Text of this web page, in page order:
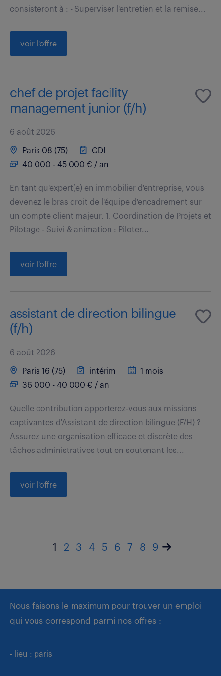
consisteront à : - Superviser l'entretien et la remise...
voir l'offre
chef de projet facility
management junior (f/h)
6 août 2026
Paris 08 (75)
CDI
40 000 - 45 000 € / an
En tant qu'expert(e) en immobilier d'entreprise, vous
devenez le bras droit de l'équipe d'encadrement sur
un compte client majeur. 1. Coordination de Projets et
Pilotage - Suivi & animation : Piloter...
voir l'offre
assistant de direction bilingue
(f/h)
6 août 2026
Paris 16 (75) intérim
1 mois
36 000 - 40 000 € / an
Quelle contribution apporterez-vous aux missions
captivantes d'Assistant de direction bilingue (F/H) ?
Assurez une organisation efficace et discrète des
tâches administratives tout en soutenant les...
voir l'offre
1 2 3 4 5 6 7 8 9
Nous faisons le maximum pour trouver un emploi
qui vous correspond parmi nos offres :
- lieu : paris